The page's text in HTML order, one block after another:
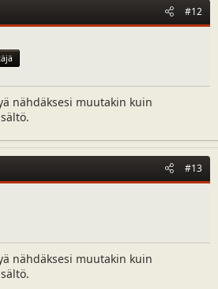
#12
nähdäksesi muutakin kuin
#13
nähdäksesi muutakin kuin